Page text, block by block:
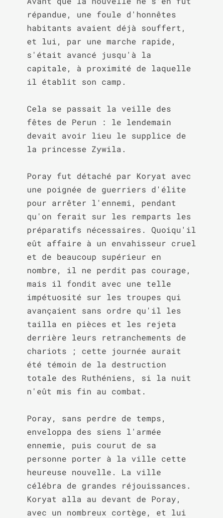
répandue, une foule d'honnêtes
habitants avaient déjà souffert,
et lui, par une marche rapide,
s'était avancé jusqu'à la
capitale, à proximité de laquelle
il établit son camp.
Cela se passait la veille des
fêtes de Perun : le lendemain
devait avoir lieu le supplice de
la princesse Zywila.
Poray fut détaché par Koryat avec
une poignée de guerriers d'élite
pour arrêter l'ennemi, pendant
qu'on ferait sur les remparts les
préparatifs nécessaires. Quoiqu'il
eût affaire à un envahisseur cruel
et de beaucoup supérieur en
nombre, il ne perdit pas courage,
mais il fondit avec une telle
impétuosité sur les troupes qui
avançaient sans ordre qu'il les
tailla en pièces et les rejeta
derrière leurs retranchements de
chariots ; cette journée aurait
été témoin de la destruction
totale des Ruthéniens, si la nuit
n'eût mis fin au combat.
Poray, sans perdre de temps,
enveloppa des siens l'armée
ennemie, puis courut de sa
personne porter à la ville cette
heureuse nouvelle. La ville
célébra de grandes réjouissances.
Koryat alla au devant de Poray,
avec un nombreux cortège, et lui